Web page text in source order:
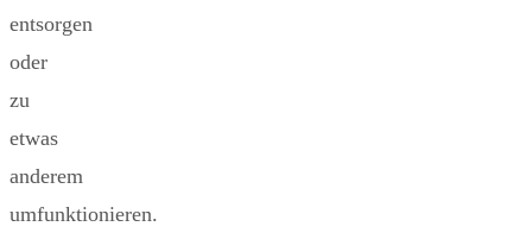
entsorgen
oder
zu
etwas
anderem
umfunktionieren.